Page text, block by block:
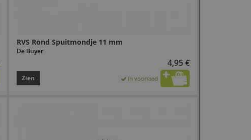
RVS Rond Spuitmondje 11 mm
De Buyer
4,95 €
Zien In voorraad